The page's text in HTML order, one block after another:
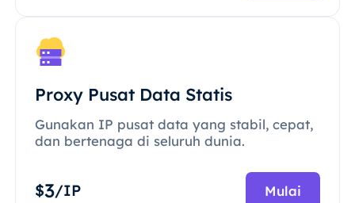
Proxy Pusat Data Statis
Gunakan IP pusat data yang stabil, cepat,
dan bertenaga di seluruh dunia.
$3/IP Mulai